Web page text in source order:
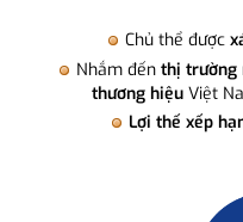
Chủ thể được
Nhắm đến thị trường
thương hiệuViệt
Lợi thế xếp